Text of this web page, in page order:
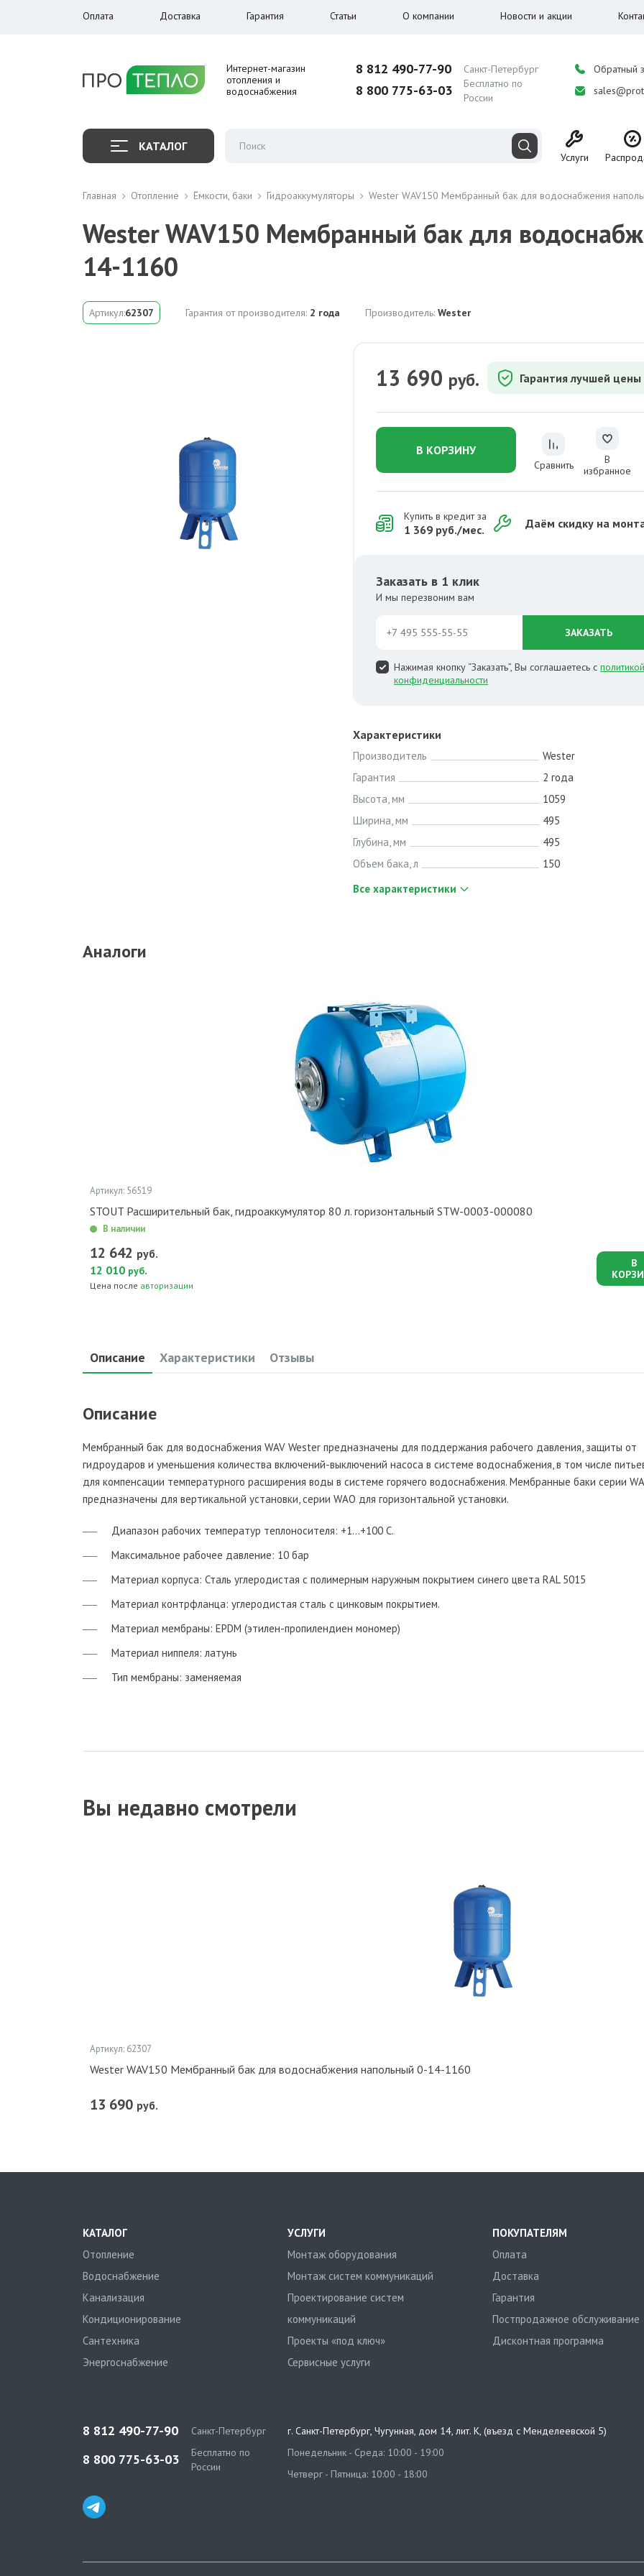
Оплата Доставка Гарантия Статьи О компании Новости и акции
Интернет-магазин
отопления и
водоснабжения
8 812 490-77-90 Санкт-Петербург
8 800 775-63-03
Бесплатно по
России
Обратный
КАТАЛОГ
Услуги
Главная Отопление Ёмкости, баки Гидроаккумуляторы Wester WAV150 Мембранный бак для водоснабжения
Wester WAV150 Мембранный бак для
14-1160
Артикул:62307 Гарантия от производителя: 2 года Производитель: Wester
13 690 руб. Гарантия лучшей цены
В КОРЗИНУ
Сравнить
В
избранное
Купить в кредит за
1 369 руб./мес. Даём скидку на
Заказать в 1 клик
И мы перезвоним вам
ЗАКАЗАТЬ
Нажимая кнопку “Заказать”, Вы соглашаетесь сполитикой
конфиденциальности
Характеристики
Производитель
Wester
Гарантия
2 года
Высота, мм
1059
Ширина, мм
495
Глубина, мм
495
Объем бака, л
150
Все характеристики
Аналоги
Артикул: 56519
STOUT Расширительный бак, гидроаккумулятор 80 л. горизонтальный STW-0003-000080
В наличии
12 642 руб.
12 010 руб.
Цена после авторизации
В
Описание Характеристики Отзывы
Описание
Мембранный бак для водоснабжения WAV Wester предназначены для поддержания рабочего давления, защиты от
гидроударов и уменьшения количества включений-выключений насоса в системе водоснабжения, в том числе
для компенсации температурного расширения воды в системе горячего водоснабжения. Мембранные баки серии
предназначены для вертикальной установки, серии WAO для горизонтальной установки.
Диапазон рабочих температур теплоносителя: +1…+100 С.
Максимальное рабочее давление: 10 бар
Материал корпуса: Сталь углеродистая с полимерным наружным покрытием синего цвета RAL 5015
Материал контрфланца: углеродистая сталь с цинковым покрытием.
Материал мембраны: EPDM (этилен-пропилендиен мономер)
Материал ниппеля: латунь
Тип мембраны: заменяемая
Вы недавно смотрели
Артикул: 62307
Wester WAV150 Мембранный бак для водоснабжения напольный 0-14-1160
13 690 руб.
КАТАЛОГ
Отопление
Водоснабжение
Канализация
Кондиционирование
Сантехника
Энергоснабжение
УСЛУГИ
Монтаж оборудования
Монтаж систем коммуникаций
Проектирование систем
коммуникаций
Проекты «под ключ»
Сервисные услуги
ПОКУПАТЕЛЯМ
Оплата
Доставка
Гарантия
Постпродажное обслуживание
Дисконтная программа
8 812 490-77-90 Санкт-Петербург
8 800 775-63-03
Бесплатно по
России
г. Санкт-Петербург, Чугунная, дом 14, лит. К, (въезд с Менделеевской 5)
Понедельник - Среда: 10:00 - 19:00
Четверг - Пятница: 10:00 - 18:00